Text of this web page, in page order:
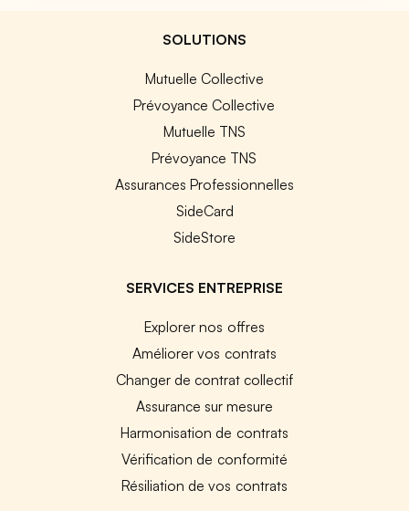
SOLUTIONS
Mutuelle Collective
Prévoyance Collective
Mutuelle TNS
Prévoyance TNS
Assurances Professionnelles
SideCard
SideStore
SERVICES ENTREPRISE
Explorer nos offres
Améliorer vos contrats
Changer de contrat collectif
Assurance sur mesure
Harmonisation de contrats
Vérification de conformité
Résiliation de vos contrats